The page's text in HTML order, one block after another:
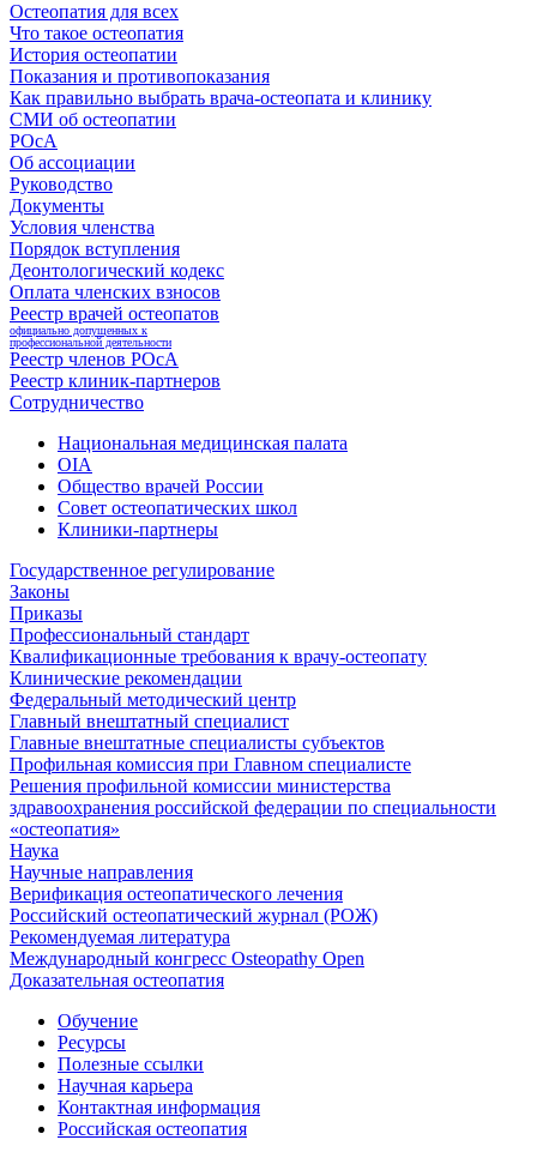
Остеопатия для всех
Что такое остеопатия
История остеопатии
Показания и противопоказания
Как правильно выбрать врача-остеопата и клинику
СМИ об остеопатии
РОсА
Об ассоциации
Руководство
Документы
Условия членства
Порядок вступления
Деонтологический кодекс
Оплата членских взносов
Реестр врачей остеопатов
официально допущенных к
профессиональной деятельности
Реестр членов РОсА
Реестр клиник-партнеров
Сотрудничество
Национальная медицинская палата
OIA
Общество врачей России
Совет остеопатических школ
Клиники-партнеры
Государственное регулирование
Законы
Приказы
Профессиональный стандарт
Квалификационные требования к врачу-остеопату
Клинические рекомендации
Федеральный методический центр
Главный внештатный специалист
Главные внештатные специалисты субъектов
Профильная комиссия при Главном специалисте
Решения профильной комиссии министерства
здравоохранения российской федерации по специальности
«остеопатия»
Наука
Научные направления
Верификация остеопатического лечения
Российский остеопатический журнал (РОЖ)
Рекомендуемая литература
Международный конгресс Osteopathy Open
Доказательная остеопатия
Обучение
Ресурсы
Полезные ссылки
Научная карьера
Контактная информация
Российская остеопатия